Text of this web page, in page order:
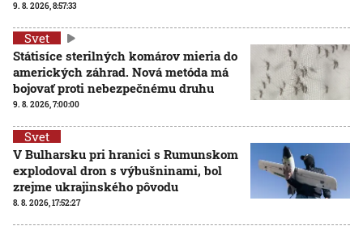
9. 8. 2026, 8:57:33
Svet
Státisíce sterilných komárov mieria do
amerických záhrad. Nová metóda má
bojovať proti nebezpečnému druhu
9. 8. 2026, 7:00:00
Svet
V Bulharsku pri hranici s Rumunskom
explodoval dron s výbušninami, bol
zrejme ukrajinského pôvodu
8. 8. 2026, 17:52:27